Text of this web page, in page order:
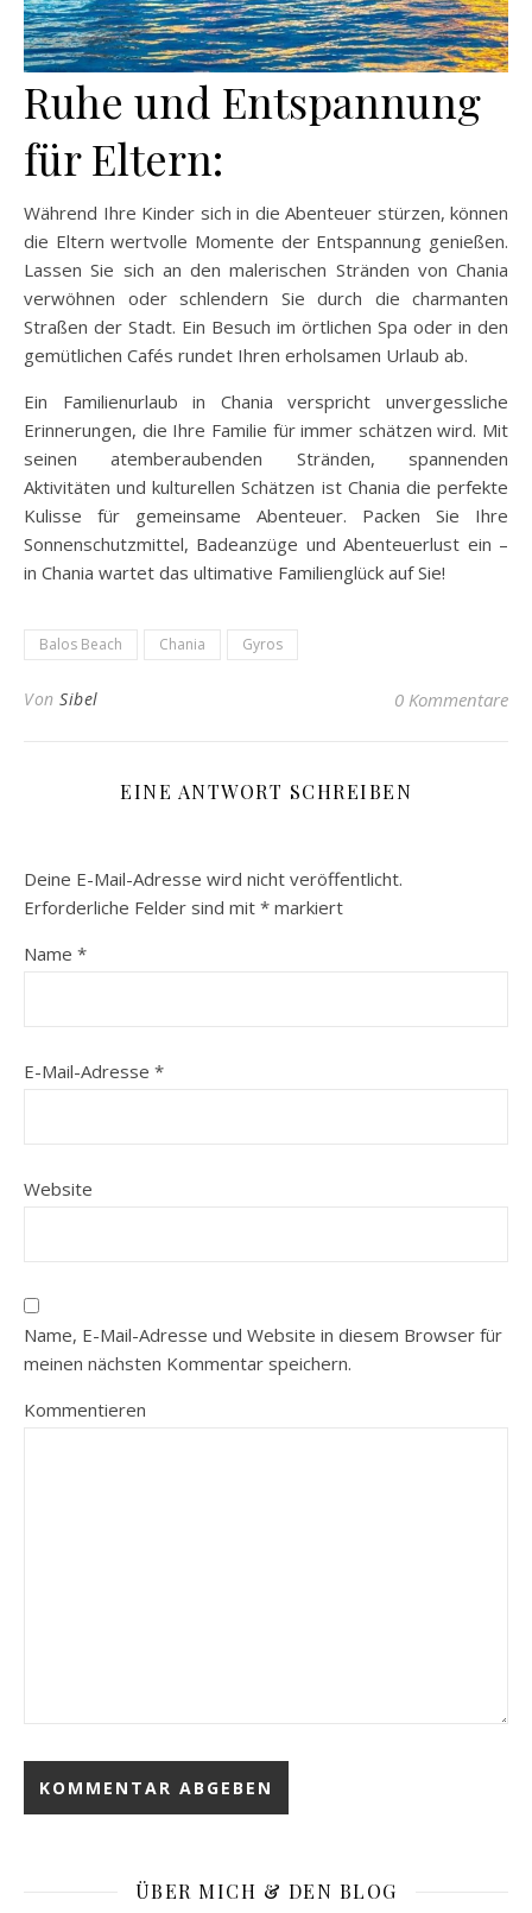
Ruhe und Entspannung
für Eltern:
Während Ihre Kinder sich in die Abenteuer stürzen, können
die Eltern wertvolle Momente der Entspannung genießen.
Lassen Sie sich an den malerischen Stränden von Chania
verwöhnen oder schlendern Sie durch die charmanten
Straßen der Stadt. Ein Besuch im örtlichen Spa oder in den
gemütlichen Cafés rundet Ihren erholsamen Urlaub ab.
Ein Familienurlaub in Chania verspricht unvergessliche
Erinnerungen, die Ihre Familie für immer schätzen wird. Mit
seinen atemberaubenden Stränden, spannenden
Aktivitäten und kulturellen Schätzen ist Chania die perfekte
Kulisse für gemeinsame Abenteuer. Packen Sie Ihre
Sonnenschutzmittel, Badeanzüge und Abenteuerlust ein –
in Chania wartet das ultimative Familienglück auf Sie!
Balos Beach Chania Gyros
Von Sibel 0 Kommentare
EINE ANTWORT SCHREIBEN
Deine E-Mail-Adresse wird nicht veröffentlicht.
Erforderliche Felder sind mit * markiert
Name *
E-Mail-Adresse *
Website
Name, E-Mail-Adresse und Website in diesem Browser für
meinen nächsten Kommentar speichern.
Kommentieren
ÜBER MICH & DEN BLOG